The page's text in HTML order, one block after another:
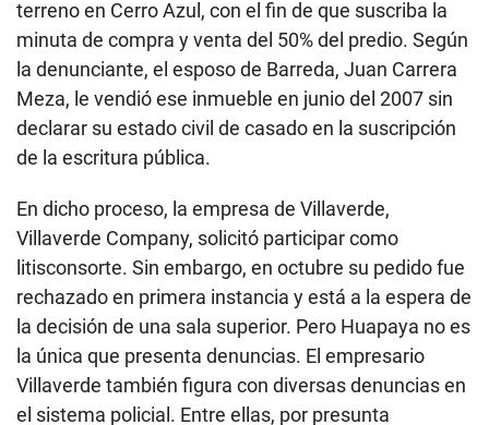
E.I.R.L. Sin embargo, en la actualidad su mayor
apuesta está en la venta de terrenos al sur de Lima:
específicamente, entre el kilómetro 124 y 125 de la
Panamericana Sur. A través de las redes sociales de
Villaverde Company, este empresario promocionaba
desde el año pasado la construcción de un proyecto
Residencial Los Delfines.
Para hacer este proyecto, la sociedad conyugal que
formó Villaverde con la empresaria Marylyn Reyes
Heredia (exmilitante de Perú Posible y excandidata a
regidora de Lima por Perú Patria Segura) le compró
en noviembre del 2016 el 25% del predio a Winston
Alfaro Vargas, coronel EP (r) condenado años atrás